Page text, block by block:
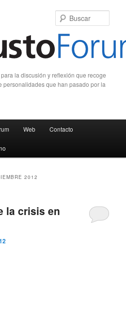
la discusión y reflexión que recoge
personalidades que han pasado por la
Web Contacto
2012
la crisis en